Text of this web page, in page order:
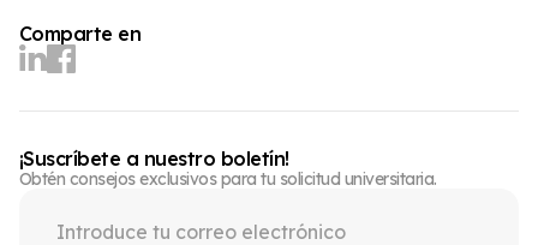
Comparte en
¡Suscríbete a nuestro boletín!
Obtén consejos exclusivos para tu solicitud universitaria.